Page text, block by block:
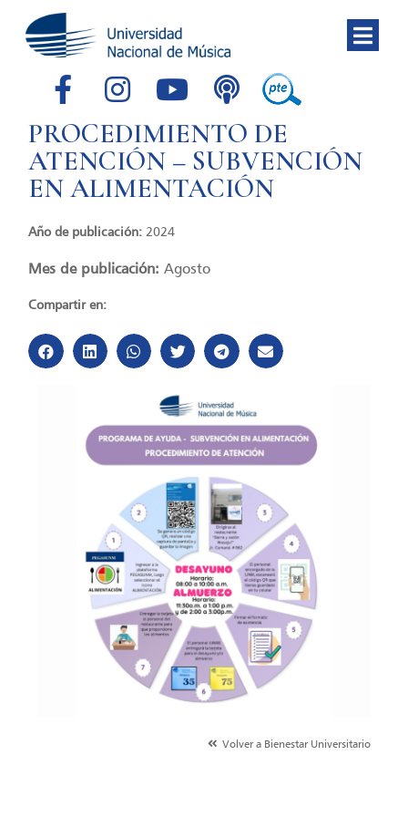
PROCEDIMIENTO DE
ATENCIÓN – SUBVENCIÓN
EN ALIMENTACIÓN
Año de publicación: 2024
Mes de publicación:Agosto
Compartir en:
Volver a Bienestar Universitario